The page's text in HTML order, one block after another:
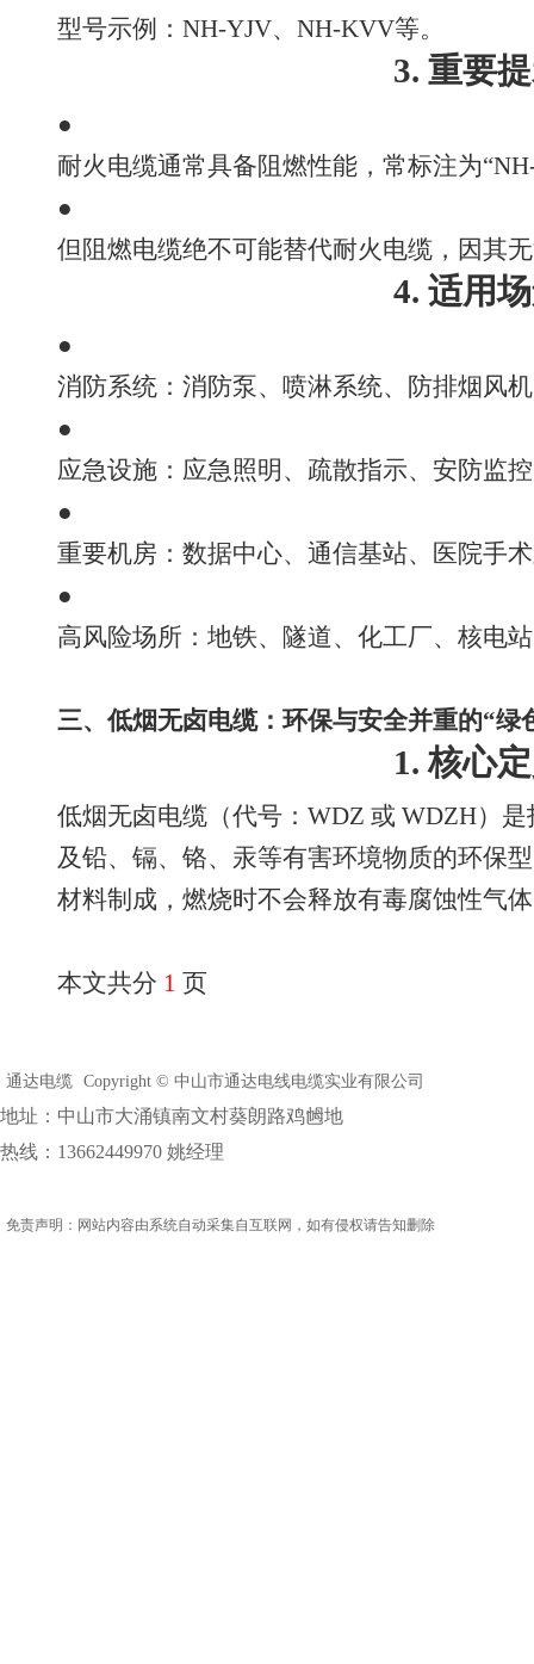
型号示例：NH-YJV、NH-KVV等。
3. 重要
●
耐火电缆通常具备阻燃性能，常标注为
●
但阻燃电缆绝不可能替代耐火电缆，因其
4. 适用
●
消防系统：消防泵、喷淋系统、防排烟风
●
应急设施：应急照明、疏散指示、安防监
●
重要机房：数据中心、通信基站、医院手
●
高风险场所：地铁、隧道、化工厂、核电
三、低烟无卤电缆：环保与安全并重的“绿
1. 核心
低烟无卤电缆（代号：WDZ 或 WDZH）
及铅、镉、铬、汞等有害环境物质的环保
材料制成，燃烧时不会释放有毒腐蚀性气
本文共分 1 页
通达电缆 Copyright © 中山市通达电线电缆实业有限公司
地址：中山市大涌镇南文村葵朗路鸡乸地
热线：13662449970 姚经理
免责声明：网站内容由系统自动采集自互联网，如有侵权请告知删除